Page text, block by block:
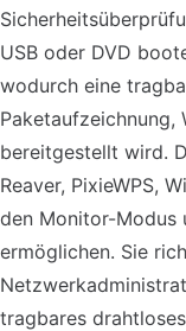
USB oder DVD
wodurch eine
Paketaufzeichnung,
bereitgestellt wird.
Reaver, PixieWPS,
den Monitor-Modus
ermöglichen. Sie
tragbares